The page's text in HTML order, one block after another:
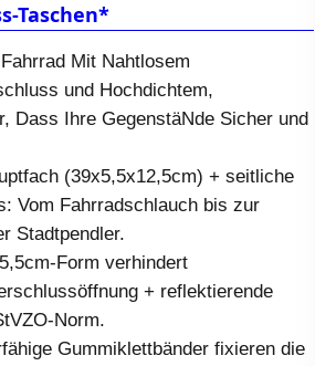
Taschen*
Mit Nahtlosem
und Hochdichtem,
Dass Ihre GegenstäNde Sicher und
(39x5,5x12,5cm) + seitliche
Vom Fahrradschlauch bis zur
Stadtpendler.
Form verhindert
+ reflektierende
Norm.
Gummiklettbänder fixieren die